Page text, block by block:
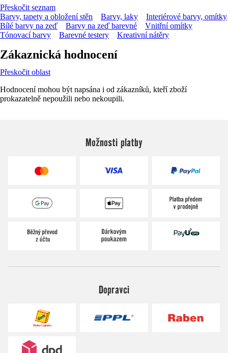
Přeskočit seznam
Barvy, tapety a obložení stěn
Barvy, laky
Interiérové barvy, omítky
Bílé barvy na zeď
Barvy na zeď barevné
Vnitřní omítky
Tónovací barvy
Barevné testery Kreativní nátěry
Zákaznická hodnocení
Přeskočit oblast
Hodnocení mohou být napsána i od zákazníků, kteří zboží
prokazatelně nepoužili nebo nekoupili.
Možnosti platby
Dopravci